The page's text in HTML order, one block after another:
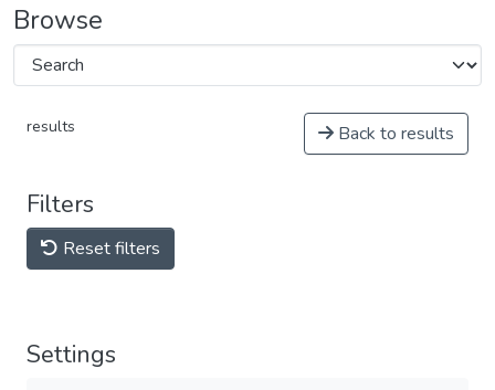
Browse
results Back to results
Filters
Reset filters
Settings